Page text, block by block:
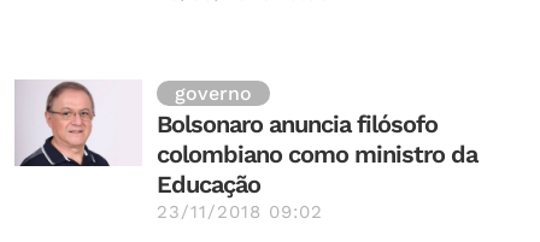
governo
Bolsonaro anuncia filósofo
colombiano como ministro da
Educação
23/11/2018 09:02